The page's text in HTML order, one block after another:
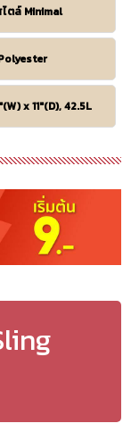
ตล์ Minimal
x 11″(D), 42.5L